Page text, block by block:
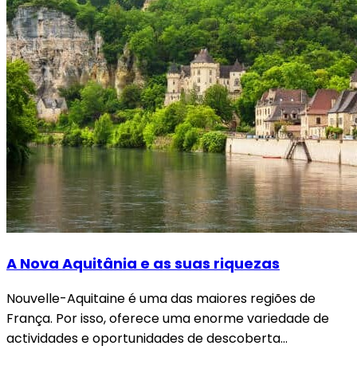
A Nova Aquitânia e as suas riquezas
Nouvelle-Aquitaine é uma das maiores regiões de
França. Por isso, oferece uma enorme variedade de
actividades e oportunidades de descoberta…